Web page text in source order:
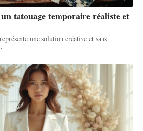
tatouage temporaire réaliste et
une solution créative et sans